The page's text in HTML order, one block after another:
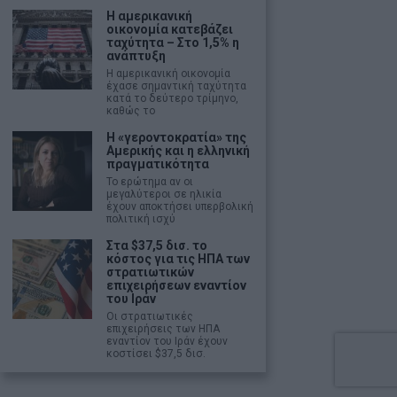
Η αμερικανική
οικονομία κατεβάζει
ταχύτητα – Στο 1,5% η
ανάπτυξη
Η αμερικανική οικονομία
έχασε σημαντική ταχύτητα
κατά το δεύτερο τρίμηνο,
καθώς το
Η «γεροντοκρατία» της
Αμερικής και η ελληνική
πραγματικότητα
Το ερώτημα αν οι
μεγαλύτεροι σε ηλικία
έχουν αποκτήσει υπερβολική
πολιτική ισχύ
Στα $37,5 δισ. το
κόστος για τις ΗΠΑ των
στρατιωτικών
επιχειρήσεων εναντίον
του Ιράν
Οι στρατιωτικές
επιχειρήσεις των ΗΠΑ
εναντίον του Ιράν έχουν
κοστίσει $37,5 δισ.